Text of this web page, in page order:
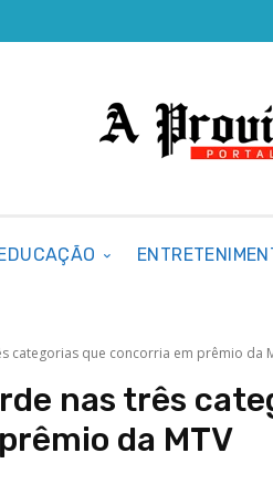
categorias que concorria em prêmio da
nas três
da MTV